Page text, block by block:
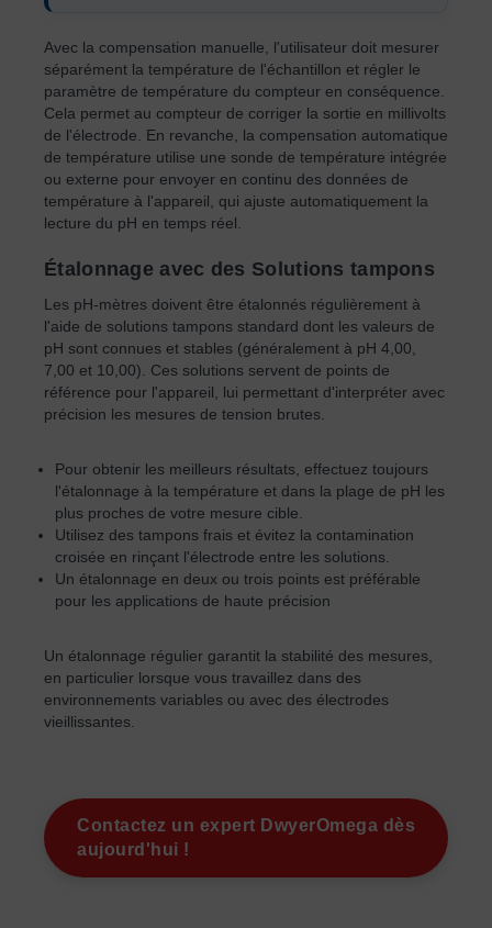
Avec la compensation manuelle, l'utilisateur doit mesurer
séparément la température de l'échantillon et régler le
paramètre de température du compteur en conséquence.
Cela permet au compteur de corriger la sortie en millivolts
de l'électrode. En revanche, la compensation automatique
de température utilise une sonde de température intégrée
ou externe pour envoyer en continu des données de
température à l'appareil, qui ajuste automatiquement la
lecture du pH en temps réel.
Étalonnage avec des Solutions tampons
Les pH-mètres doivent être étalonnés régulièrement à
l'aide de solutions tampons standard dont les valeurs de
pH sont connues et stables (généralement à pH 4,00,
7,00 et 10,00). Ces solutions servent de points de
référence pour l'appareil, lui permettant d'interpréter avec
précision les mesures de tension brutes.
Pour obtenir les meilleurs résultats, effectuez toujours
l'étalonnage à la température et dans la plage de pH les
plus proches de votre mesure cible.
Utilisez des tampons frais et évitez la contamination
croisée en rinçant l'électrode entre les solutions.
Un étalonnage en deux ou trois points est préférable
pour les applications de haute précision
Un étalonnage régulier garantit la stabilité des mesures,
en particulier lorsque vous travaillez dans des
environnements variables ou avec des électrodes
vieillissantes.
Contactez un expert DwyerOmega dès
aujourd'hui !